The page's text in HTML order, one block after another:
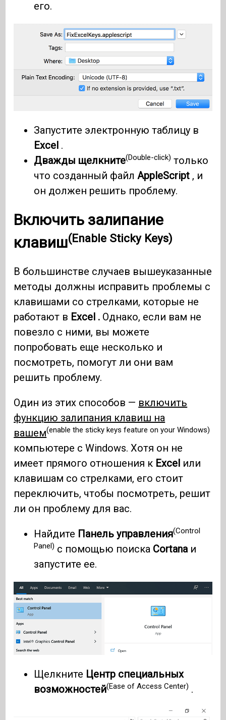
его.
Запустите электронную таблицу в
Excel .
Дважды щелкните(Double-click) только
что созданный файлAppleScript , и
он должен решить проблему.
Включить залипание
клавиш(Enable Sticky Keys)
В большинстве случаев вышеуказанные
методы должны исправить проблемы с
клавишами со стрелками, которые не
работают в Excel . Однако, если вам не
повезло с ними, вы можете
попробовать еще несколько и
посмотреть, помогут ли они вам
решить проблему.
Один из этих способов — включить
функцию залипания клавиш на
вашем(enable the sticky keys feature on your Windows)
компьютере с Windows. Хотя он не
имеет прямого отношения к Excel или
клавишам со стрелками, его стоит
переключить, чтобы посмотреть, решит
ли он проблему для вас.
Найдите Панель управления(Control
Panel) с помощью поиска Cortanaи
запустите ее.
Щелкните Центр специальных
возможностей(Ease of Access Center) .